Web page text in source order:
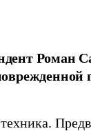
Роман